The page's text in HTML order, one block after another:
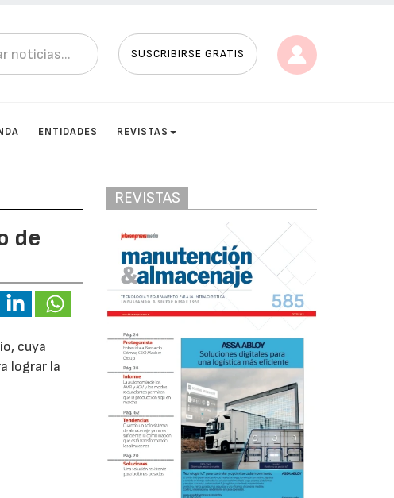
SUSCRIBIRSE GRATIS
ENTIDADES REVISTAS
de
cuya
lograr la
REVISTAS